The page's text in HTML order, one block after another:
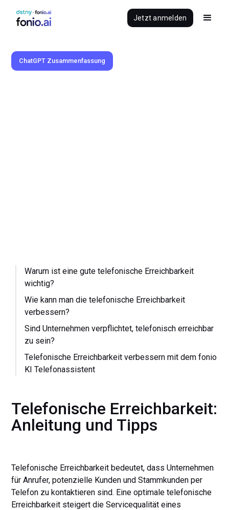
Jetzt anmelden
ChatGPT Zusammenfassung
Warum ist eine gute telefonische Erreichbarkeit
wichtig?
Wie kann man die telefonische Erreichbarkeit
verbessern?
Sind Unternehmen verpflichtet, telefonisch erreichbar
zu sein?
Telefonische Erreichbarkeit verbessern mit dem fonio
KI Telefonassistent
Telefonische Erreichbarkeit:
Anleitung und Tipps
Telefonische Erreichbarkeit bedeutet, dass Unternehmen
für Anrufer, potenzielle Kunden und Stammkunden per
Telefon zu kontaktieren sind. Eine optimale telefonische
Erreichbarkeit steigert die Servicequalität eines